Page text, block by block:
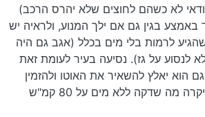
לא כשהם לחוצים שלא יהרס הרכב)
באמצע בגין גם אם ילך המנוע, ולראיה יש
לרמות בלי מים בכלל (אגב גם היה
לנסוע על גז). נסיעה בעיר לעומת זאת
גם הוא יאלץ להשאיר את האוטו ולהזמין
גרר, אבל לפחות לא יקרה מה שדקה ללא מים על 80 קמ"ש